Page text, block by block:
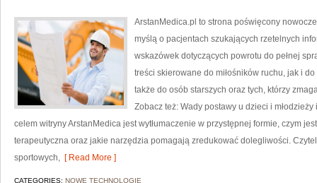
ArstanMedica.pl to strona poświęcony
myślą o pacjentach szukających rzetelnych
wskazówek dotyczących powrotu do pełnej
treści skierowane do miłośników ruchu, jak i
także do osób starszych oraz tych, którzy
Zobacz też: Wady postawy u dzieci i
celem witryny ArstanMedica jest wytłumaczenie w przystępnej formie, czym
terapeutyczna oraz jakie narzędzia pomagają zredukować dolegliwości.
sportowych, [ Read More ]
CATEGORIES: NOWE TECHNOLOGIE